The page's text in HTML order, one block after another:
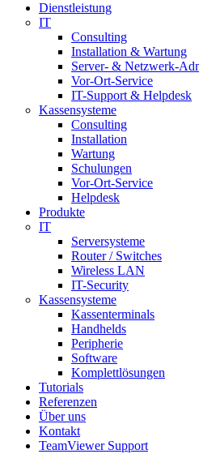
Dienstleistung
IT
Consulting
Installation & Wartung
Server- & Netzwerk-
Vor-Ort-Service
IT-Support & Helpdesk
Kassensysteme
Consulting
Installation
Wartung
Schulungen
Vor-Ort-Service
Helpdesk
Produkte
IT
Serversysteme
Router / Switches
Wireless LAN
IT-Security
Kassensysteme
Kassenterminals
Handhelds
Peripherie
Software
Komplettlösungen
Tutorials
Referenzen
Über uns
Kontakt
TeamViewer Support